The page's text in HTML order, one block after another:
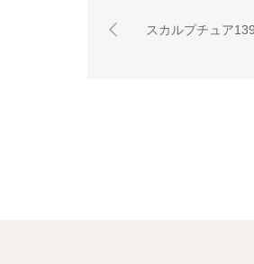
スカルプチュア